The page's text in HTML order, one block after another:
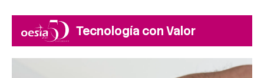
Tecnología con Valor